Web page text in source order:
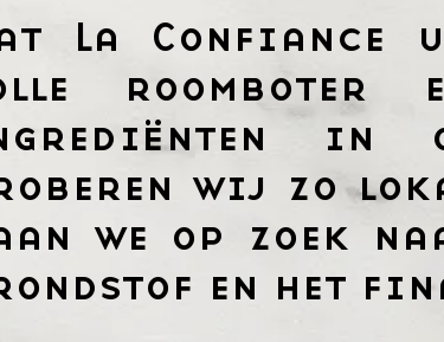
La Confiance
roomboter
in
wij zo
we op zoek
en het